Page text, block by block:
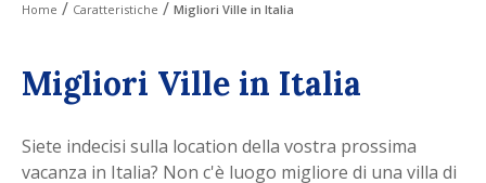
Home Caratteristiche Migliori Ville in Italia
Migliori Ville in Italia
Siete indecisi sulla location della vostra prossima
vacanza in Italia? Non c'è luogo migliore di una villa di